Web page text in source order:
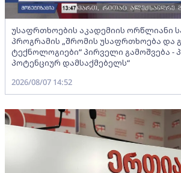
უსაფრთხოების აკადემიის ორწლიანი
პროგრამის „შრომის უსაფრთხოება და
ტექნოლოგიები“ პირველი გამოშვება -
პოტენციურ დამსაქმებელს“
2026/08/07 14:52